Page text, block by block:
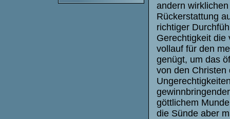
andern
Rückerstattung
richtiger
Gerechtigkeit die
vollauf für den
genügt, um das
von den Christen
göttlichem
die Sünde aber